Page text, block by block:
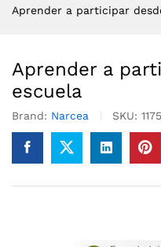
Aprender a participar
Aprender a
escuela
Brand: Narcea SKU: